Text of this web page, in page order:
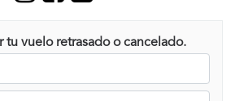
tu vuelo retrasado o cancelado.